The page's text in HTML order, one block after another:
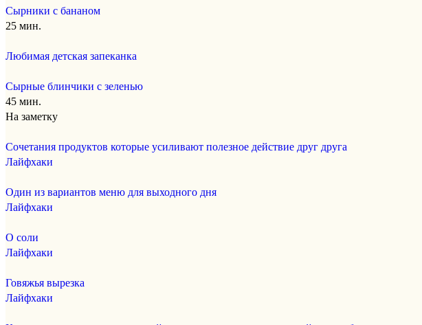
Сырники с бананом
25 мин.
Любимая детская запеканка
Сырные блинчики с зеленью
45 мин.
На заметку
Сочетания продуктов которые усиливают полезное действие друг друга
Лайфхаки
Один из вариантов меню для выходного дня
Лайфхаки
О соли
Лайфхаки
Говяжья вырезка
Лайфхаки